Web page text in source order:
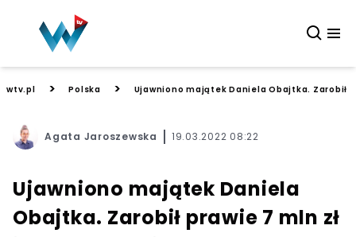
wtv.pl > Polska > Ujawniono majątek Daniela Obajtka. Zarobił
Agata Jaroszewska 19.03.2022 08:22
Ujawniono majątek Daniela
Obajtka. Zarobił prawie 7 mln zł